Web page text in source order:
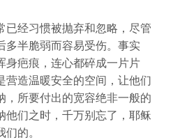
已经习惯被抛弃和忽略，尽管
多半脆弱而容易受伤。事实
身疤痕，连心都碎成一片片
营造温暖安全的空间，让他们
，所要付出的宽容绝非一般的
他们之时，千万别忘了，耶稣
的。